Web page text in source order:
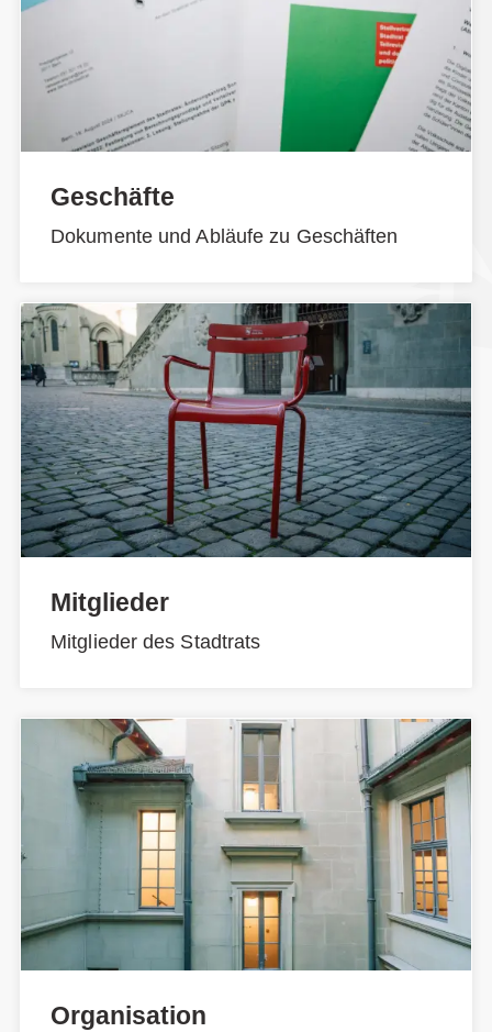
Geschäfte
Dokumente und Abläufe zu Geschäften
Mitglieder
Mitglieder des Stadtrats
Organisation